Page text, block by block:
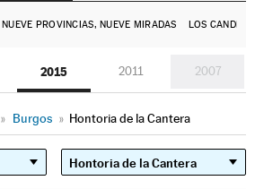
NUEVE PROVINCIAS, NUEVE MIRADAS LOS
2015 2011 2007
» Burgos » Hontoria de la Cantera